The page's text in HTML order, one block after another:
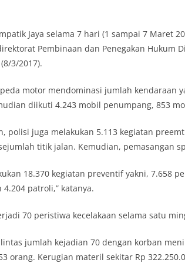
Jaya selama 7 hari (1 sampai 7 Maret
Pembinaan dan Penegakan Hukum
3/2017).
motor mendominasi jumlah kendaraan
diikuti 4.243 mobil penumpang, 853
polisi juga melakukan 5.113 kegiatan
titik jalan. Kemudian, pemasangan
18.370 kegiatan preventif yakni, 7.658
patroli,” katanya.
70 peristiwa kecelakaan selama satu
lintas jumlah kejadian 70 dengan korban
orang. Kerugian materil sekitar Rp